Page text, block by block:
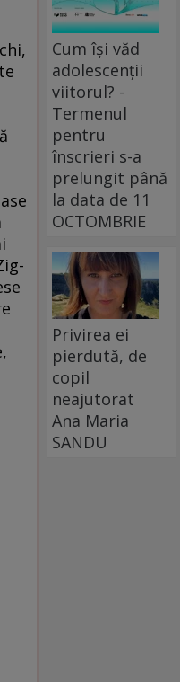
Cum își văd
adolescenții
viitorul? -
Termenul
pentru
înscrieri s-a
prelungit până
la data de 11
OCTOMBRIE
Privirea ei
pierdută, de
copil
neajutorat
Ana Maria
SANDU